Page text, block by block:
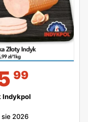
99
Indykpol
sie 2026